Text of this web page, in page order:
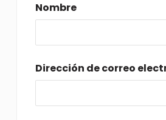
Nombre
Dirección de correo